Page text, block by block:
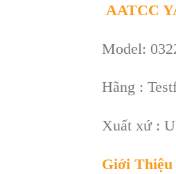
AATCC
Model:
Hãng :
Xuất xứ :
Giới Thiệu